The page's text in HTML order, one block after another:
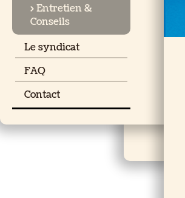
> Entretien &
Conseils
Le syndicat
FAQ
Contact